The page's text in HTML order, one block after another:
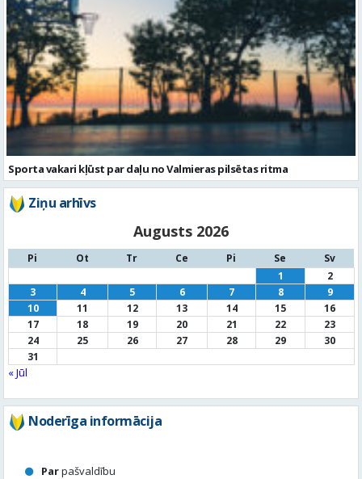
Sporta vakari kļūst par daļu no Valmieras pilsētas ritma
Ziņu arhīvs
Augusts 2026
Pi Ot Tr Ce Pi Se
Sv
1
2
3
4 5 6 7 8
9
10
11 12 13 14 15
16
17
18 19 20 21 22
23
24
25 26 27 28 29
30
31
« Jūl
Noderīga informācija
Parpašvaldību